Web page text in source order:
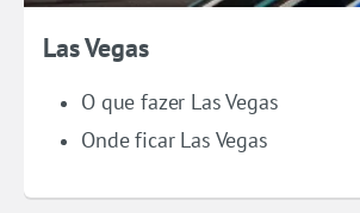
Las Vegas
O que fazer Las Vegas
Onde ficar Las Vegas